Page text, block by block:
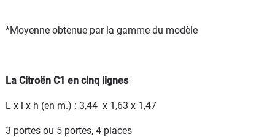
*Moyenne obtenue par la gamme du modèle
La Citroën C1 en cinq lignes
L x l x h (en m.) : 3,44 x 1,63 x 1,47
3 portes ou 5 portes, 4 places